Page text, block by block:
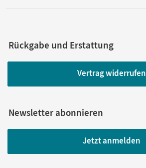
Rückgabe und Erstattung
Vertrag widerrufen
Newsletter abonnieren
Jetzt anmelden